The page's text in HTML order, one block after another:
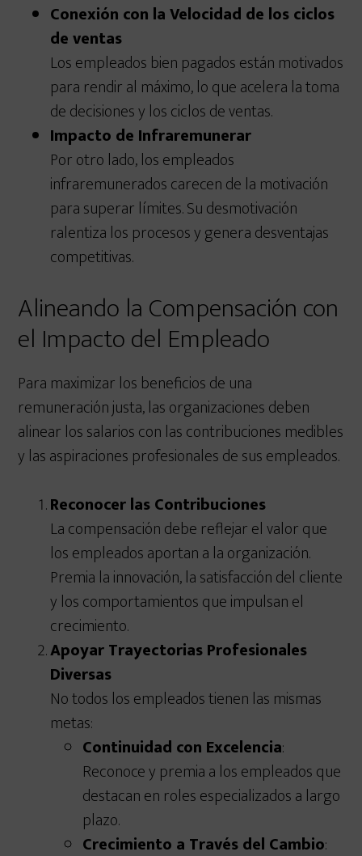
Conexión con la Velocidad de los ciclos
de ventas
Los empleados bien pagados están motivados
para rendir al máximo, lo que acelera la toma
de decisiones y los ciclos de ventas.
Impacto de Infraremunerar
Por otro lado, los empleados
infraremunerados carecen de la motivación
para superar límites. Su desmotivación
ralentiza los procesos y genera desventajas
competitivas.
Alineando la Compensación con
el Impacto del Empleado
Para maximizar los beneficios de una
remuneración justa, las organizaciones deben
alinear los salarios con las contribuciones medibles
y las aspiraciones profesionales de sus empleados.
Reconocer las Contribuciones
La compensación debe reflejar el valor que
los empleados aportan a la organización.
Premia la innovación, la satisfacción del cliente
y los comportamientos que impulsan el
crecimiento.
Apoyar Trayectorias Profesionales
Diversas
No todos los empleados tienen las mismas
metas:
Continuidad con Excelencia:
Reconoce y premia a los empleados que
destacan en roles especializados a largo
plazo.
Crecimiento a Través del Cambio: